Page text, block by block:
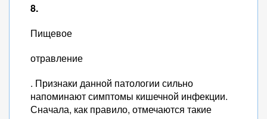
8.
Пищевое
отравление
. Признаки данной патологии сильно
напоминают симптомы кишечной инфекции.
Сначала, как правило, отмечаются такие